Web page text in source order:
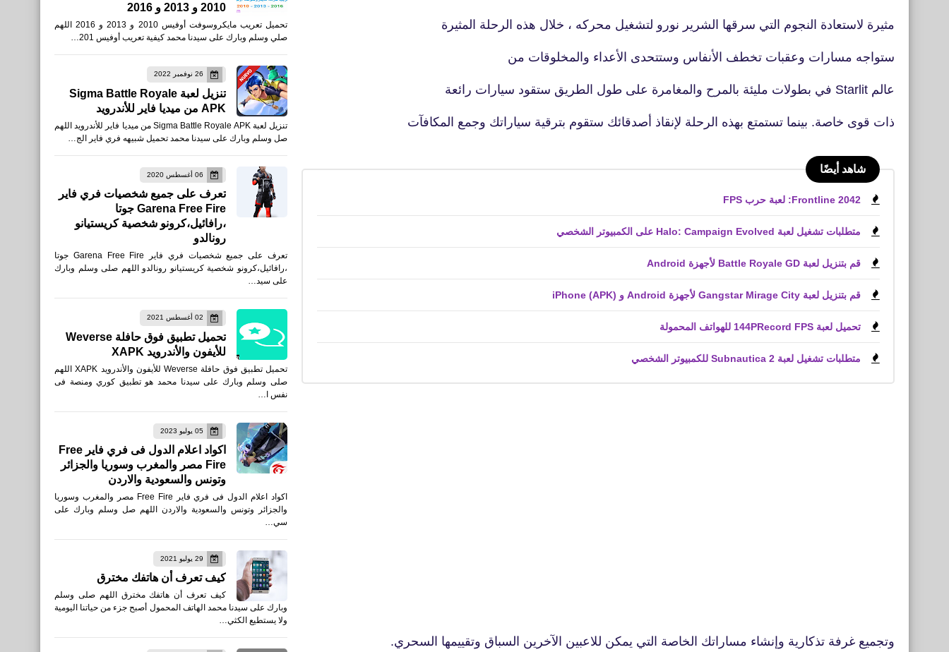
مثيرة لاستعادة النجوم التي سرقها الشرير نورو لتشغيل محركه ، خلال هذه الرحلة المثيرة
ستواجه مسارات وعقبات تخطف الأنفاس وستتحدى الأعداء والمخلوقات من
عالم Starlit في بطولات مليئة بالمرح والمغامرة على طول الطريق ستقود سيارات رائعة
ذات قوى خاصة. بينما تستمتع بهذه الرحلة لإنقاذ أصدقائك ستقوم بترقية سياراتك وجمع المكافآت
شاهد أيضًا
Frontline 2042: لعبة حرب FPS
متطلبات تشغيل لعبة Halo: Campaign Evolved على الكمبيوتر الشخصي
قم بتنزيل لعبة Battle Royale GD لأجهزة Android
قم بتنزيل لعبة Gangstar Mirage City لأجهزة Android و iPhone (APK)
تحميل لعبة 144PRecord FPS للهواتف المحمولة
متطلبات تشغيل لعبة Subnautica 2 للكمبيوتر الشخصي
وتجميع غرفة تذكارية وإنشاء مساراتك الخاصة التي يمكن للاعبين الآخرين السباق وتقييمها السحري.
2010 و 2013 و 2016
تحميل تعريب مايكروسوفت أوفيس 2010 و 2013 و 2016 اللهم
صلي وسلم وبارك على سيدنا محمد كيفية تعريب أوفيس 201…
26 نوفمبر 2022
تنزيل لعبة Sigma Battle Royale
APK من ميديا فاير للأندرويد
تنزيل لعبة Sigma Battle Royale APK من ميديا فاير للأندرويد اللهم
صل وسلم وبارك على سيدنا محمد تحميل شبيهه فري فاير الج…
06 أغسطس 2020
تعرف على جميع شخصيات فري فاير
Garena Free Fire جوتا
،رافائيل،كرونو شخصية كريستيانو
رونالدو
تعرف على جميع شخصيات فري فاير Garena Free Fire جوتا
،رافائيل،كرونو شخصية كريستيانو رونالدو اللهم صلى وسلم وبارك
على سيد…
02 أغسطس 2021
تحميل تطبيق فوق حافلة Weverse
للأيفون والأندرويد XAPK
تحميل تطبيق فوق حافلة Weverse للأيفون والأندرويد XAPK اللهم
صلى وسلم وبارك على سيدنا محمد هو تطبيق كوري ومنصة فى
نفس ا…
05 يوليو 2023
اكواد اعلام الدول فى فري فاير Free
Fire مصر والمغرب وسوريا والجزائر
وتونس والسعودية والاردن
اكواد اعلام الدول فى فري فاير Free Fire مصر والمغرب وسوريا
والجزائر وتونس والسعودية والاردن اللهم صل وسلم وبارك على
سي…
29 يوليو 2021
كيف تعرف أن هاتفك مخترق
كيف تعرف أن هاتفك مخترق اللهم صلى وسلم
وبارك على سيدنا محمد الهاتف المحمول أصبح جزء من حياتنا اليومية
ولا يستطيع الكثي…